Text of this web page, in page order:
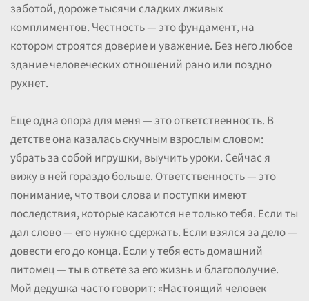
заботой, дороже тысячи сладких лживых
комплиментов. Честность — это фундамент, на
котором строятся доверие и уважение. Без него любое
здание человеческих отношений рано или поздно
рухнет.
Еще одна опора для меня — это ответственность. В
детстве она казалась скучным взрослым словом:
убрать за собой игрушки, выучить уроки. Сейчас я
вижу в ней гораздо больше. Ответственность — это
понимание, что твои слова и поступки имеют
последствия, которые касаются не только тебя. Если ты
дал слово — его нужно сдержать. Если взялся за дело —
довести его до конца. Если у тебя есть домашний
питомец — ты в ответе за его жизнь и благополучие.
Мой дедушка часто говорит: «Настоящий человек